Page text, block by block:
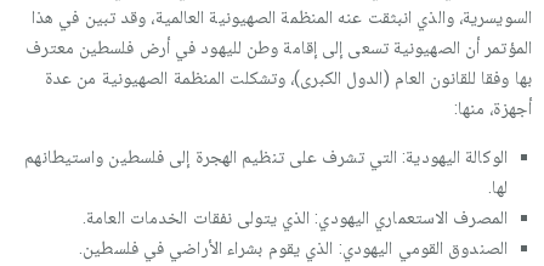
السويسرية، والذي انبثقت عنه المنظمة الصهيونية العالمية، وقد تبين في هذا
المؤتمر أن الصهيونية تسعى إلى إقامة وطن لليهود في أرض فلسطين معترف
بها وفقا للقانون العام (الدول الكبرى)، وتشكلت المنظمة الصهيونية من عدة
أجهزة، منها:
الوكالة اليهودية: التي تشرف على تنظيم الهجرة إلى فلسطين واستيطانهم
لها.
المصرف الاستعماري اليهودي: الذي يتولى نفقات الخدمات العامة.
الصندوق القومي اليهودي: الذي يقوم بشراء الأراضي في فلسطين.